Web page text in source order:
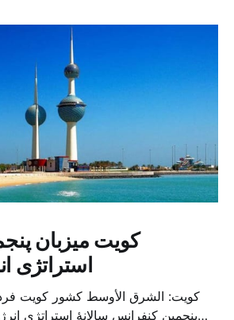
کویت میزبان
استراتژی
کویت: الشرق الأوسط کشور کویت
پنجمین کنفرانس سالانهٔ استراتژی